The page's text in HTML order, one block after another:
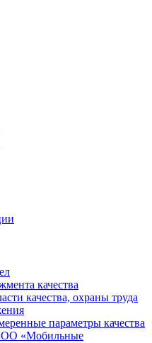
качества
качества, охраны труда
параметры качества
«Мобильные